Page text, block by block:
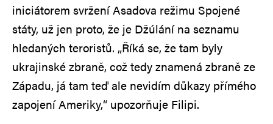
iniciátorem svržení Asadova režimu Spojené
státy, už jen proto, že je Džúlání na seznamu
hledaných teroristů. „Říká se, že tam byly
ukrajinské zbraně, což tedy znamená zbraně ze
Západu, já tam teď ale nevidím důkazy přímého
zapojení Ameriky,“ upozorňuje Filipi.